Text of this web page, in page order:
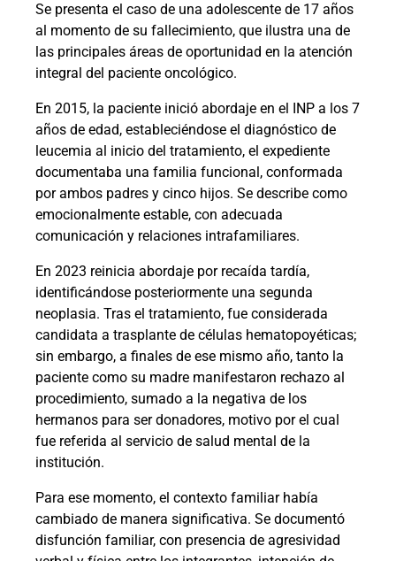
Se presenta el caso de una adolescente de 17 años
al momento de su fallecimiento, que ilustra una de
las principales áreas de oportunidad en la atención
integral del paciente oncológico.
En 2015, la paciente inició abordaje en el INP a los 7
años de edad, estableciéndose el diagnóstico de
leucemia al inicio del tratamiento, el expediente
documentaba una familia funcional, conformada
por ambos padres y cinco hijos. Se describe como
emocionalmente estable, con adecuada
comunicación y relaciones intrafamiliares.
En 2023 reinicia abordaje por recaída tardía,
identificándose posteriormente una segunda
neoplasia. Tras el tratamiento, fue considerada
candidata a trasplante de células hematopoyéticas;
sin embargo, a finales de ese mismo año, tanto la
paciente como su madre manifestaron rechazo al
procedimiento, sumado a la negativa de los
hermanos para ser donadores, motivo por el cual
fue referida al servicio de salud mental de la
institución.
Para ese momento, el contexto familiar había
cambiado de manera significativa. Se documentó
disfunción familiar, con presencia de agresividad